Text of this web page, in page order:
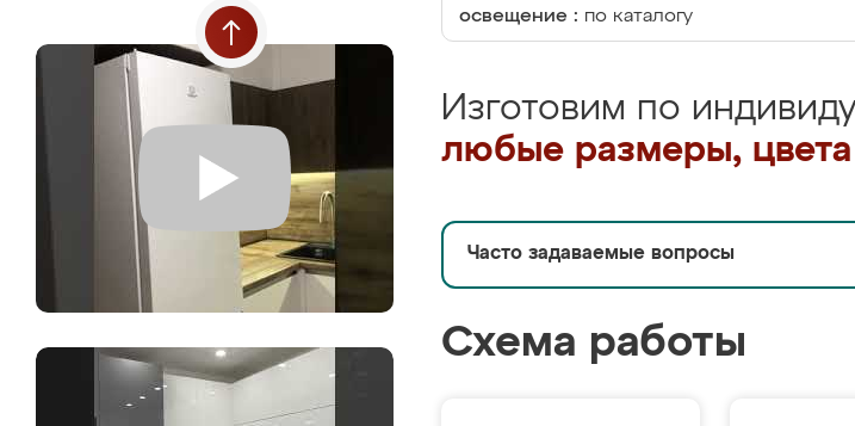
освещение : по каталогу
Изготовим по
любые размеры,
Часто задаваемые вопросы
Схема работы